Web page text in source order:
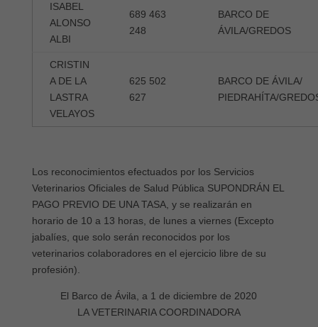
ISABEL
ALONSO
ALBI
689 463
248
BARCO DE
ÁVILA/GREDOS
CRISTIN
A DE LA
LASTRA
VELAYOS
625 502
627
BARCO DE ÁVILA/
PIEDRAHÍTA/
Los reconocimientos efectuados por los Servicios
Veterinarios Oficiales de Salud Pública SUPONDRÁN EL
PAGO PREVIO DE UNA TASA, y se realizarán en
horario de 10 a 13 horas, de lunes a viernes (Excepto
jabalíes, que solo serán reconocidos por los
veterinarios colaboradores en el ejercicio libre de su
profesión).
El Barco de Ávila, a 1 de diciembre de 2020
LA VETERINARIA COORDINADORA